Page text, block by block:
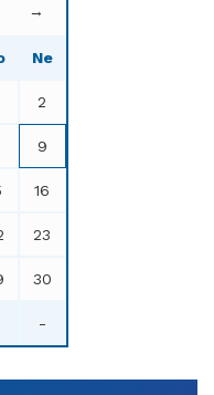
→
Ne
2
9
16
23
30
-